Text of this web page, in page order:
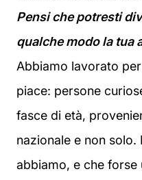
Pensi che potresti
qualche modo la tua
Abbiamo lavorato
piace: persone
fasce di età,
nazionale e non
abbiamo, e che